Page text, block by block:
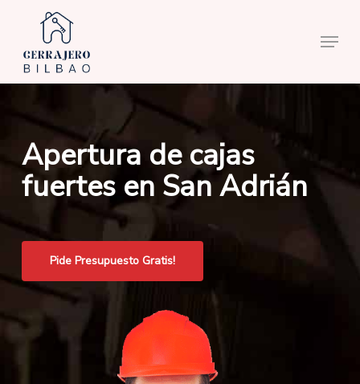
main
content
Menu
Apertura de cajas
fuertes en San Adrián
Pide Presupuesto Gratis!